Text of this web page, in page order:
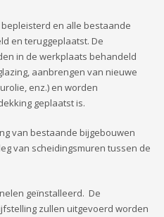
en alle bestaande
en teruggeplaatst. De
in de werkplaats behandeld
aanbrengen van nieuwe
enz.) en worden
geplaatst is.
van bestaande bijgebouwen
van scheidingsmuren tussen de
geïnstalleerd. De
zullen uitgevoerd worden